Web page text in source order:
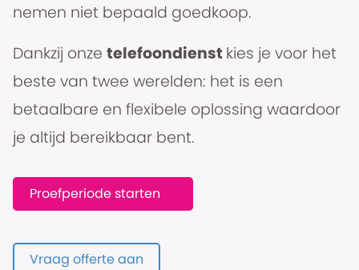
nemen niet bepaald goedkoop.
Dankzij onze telefoondienst kies je voor het
beste van twee werelden: het is een
betaalbare en flexibele oplossing waardoor
je altijd bereikbaar bent.
Proefperiode starten
Vraag offerte aan